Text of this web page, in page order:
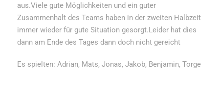
aus.Viele gute Möglichkeiten und ein guter
Zusammenhalt des Teams haben in der zweiten Halbzeit
immer wieder für gute Situation gesorgt.Leider hat dies
dann am Ende des Tages dann doch nicht gereicht
Es spielten: Adrian, Mats, Jonas, Jakob, Benjamin, Torge